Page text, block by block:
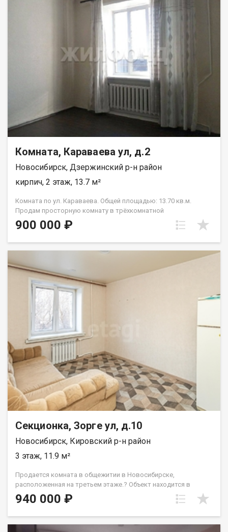
квартире по свою 1/4 долю, желательно одному человеку.
Выгодно, с учётом того,что в квартире 22-й год никто не
проживает и никто не прописан. Есть в продаже зем участок
10 соток, которым владею единолично.
Комната, Караваева ул, д.2
Новосибирск, Дзержинский р-н район
кирпич, 2 этаж, 13.7 м²
Комната по ул. Караваева. Общей площадью: 13.70 кв.м.
Продам просторную комнату в трёхкомнатной
полногабаритной квартире на комфортном этаже. Комната
светлая, квадратной формы, в хорошем, жилом состоянии (
ламинат). Высокие потолки добавляют ощущения большого
пространства. Квартира малонаселённая, на просторной
кухне хватает места всем жильцам. В конце 2024 года в доме
была заменена кровля. Дом расположен в районе с развитой
инфраструктурой, рядом есть всё, что нужно для комфортной
жизни. Остановка общественного транспорта находится
рядом с домом. Приглашаем на просмотр. Возможен обмен
на вашу недвижимость. Возможна продажа в рассрочку. При
звонке, пожалуйста, сообщите номер варианта -
JV009054113079.
900 000 ₽
Секционка, Зорге ул, д.10
Новосибирск, Кировский р-н район
3 этаж, 11.9 м²
Продается комната в общежитии в Новосибирске,
расположенная на третьем этаже.? Объект находится в
хорошем состоянии благодаря проведенному ремонту. В
комнату установлена новая надежная металлическая дверь,
также оборудована крепкой входной дверью, которая всегда
940 000 ₽